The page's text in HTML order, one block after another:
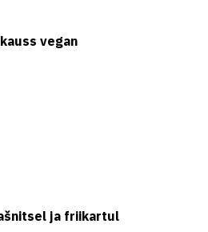
vegan
ja friikartul